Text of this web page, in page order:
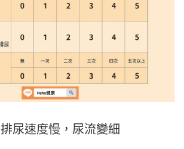
排尿速度慢，尿流變細